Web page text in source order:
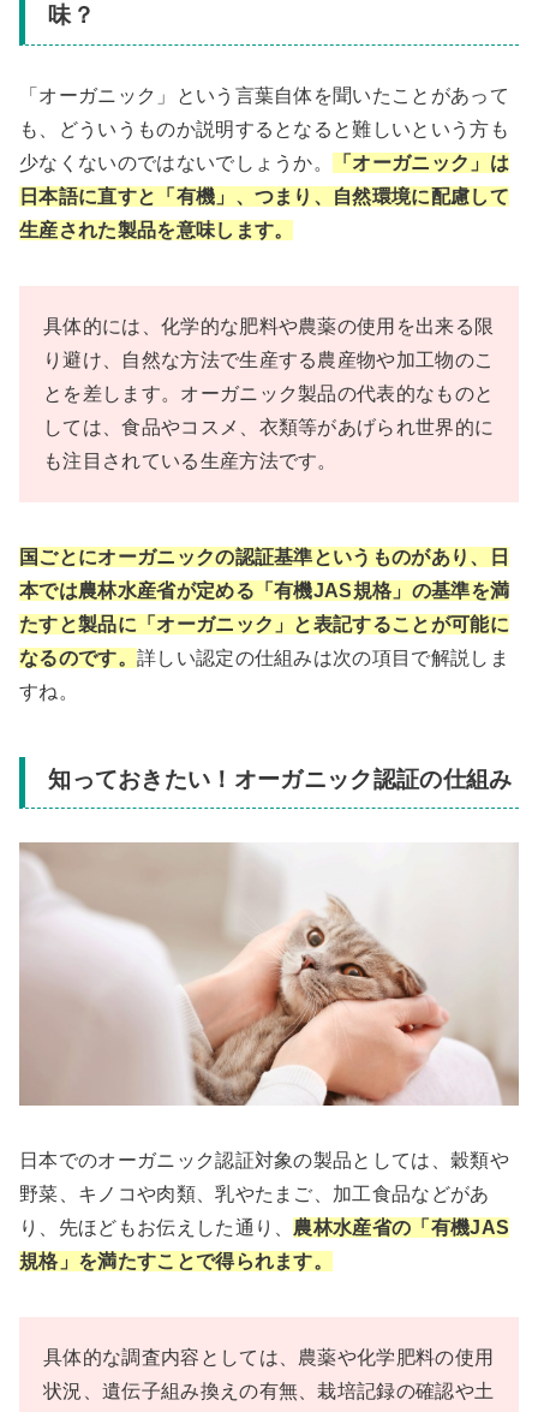
味？
「オーガニック」という言葉自体を聞いたことがあって
も、どういうものか説明するとなると難しいという方も
少なくないのではないでしょうか。
「オーガニック」は
日本語に直すと「有機」、つまり、自然環境に配慮して
生産された製品を意味します。
具体的には、化学的な肥料や農薬の使用を出来る限
り避け、自然な方法で生産する農産物や加工物のこ
とを差します。オーガニック製品の代表的なものと
しては、食品やコスメ、衣類等があげられ世界的に
も注目されている生産方法です。
国ごとにオーガニックの認証基準というものがあり、日
本では農林水産省が定める「有機JAS規格」の基準を満
たすと製品に「オーガニック」と表記することが可能に
なるのです。 詳しい認定の仕組みは次の項目で解説しま
すね。
知っておきたい！オーガニック認証の仕組み
日本でのオーガニック認証対象の製品としては、穀類や
野菜、キノコや肉類、乳やたまご、加工食品などがあ
り、先ほどもお伝えした通り、 農林水産省の「有機JAS
規格」を満たすことで得られます。
具体的な調査内容としては、農薬や化学肥料の使用
状況、遺伝子組み換えの有無、栽培記録の確認や土